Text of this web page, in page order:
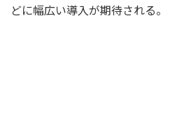
どに幅広い導入が期待される。